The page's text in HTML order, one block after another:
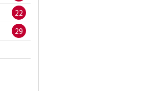
22
29